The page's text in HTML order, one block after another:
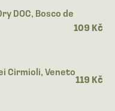
DOC, Bosco de
109 Kč
Cirmioli, Veneto
119 Kč